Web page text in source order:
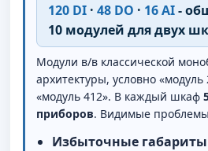
120 DI · 48 DO · 16 AI-
10 модулей для двух
Модули в/в классической
архитектуры, условно «модуль
«модуль 412». В каждый шкаф
приборов. Видимые
Избыточные габариты